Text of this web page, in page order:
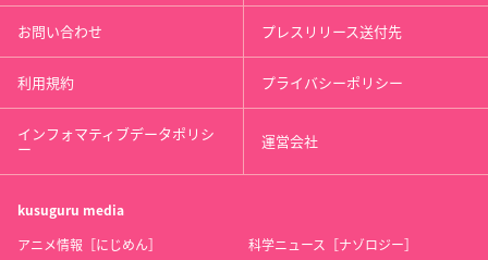
お問い合わせ プレスリリース送付先
利用規約 プライバシーポリシー
インフォマティブデータポリシ
ー 運営会社
kusuguru media
アニメ情報［にじめん］ 科学ニュース［ナゾロジー］